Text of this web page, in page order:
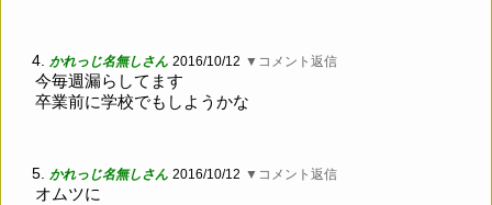
4. かれっじ名無しさん 2016/10/12 ▼コメント返信
今毎週漏らしてます
卒業前に学校でもしようかな
5. かれっじ名無しさん 2016/10/12 ▼コメント返信
オムツに